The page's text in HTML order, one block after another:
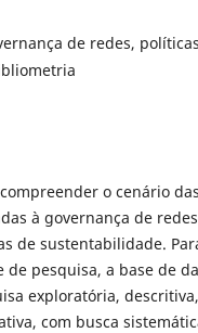
de redes,
o cenário
à governança de
de sustentabilidade.
pesquisa, a base de
exploratória,
com busca